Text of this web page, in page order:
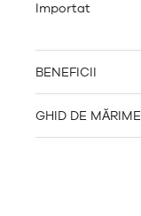
Importat
BENEFICII
GHID DE MĂRIME